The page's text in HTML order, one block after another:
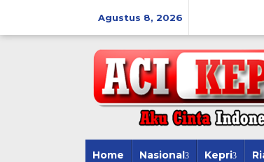
Agustus 8, 2026
Home Nasional Kepri